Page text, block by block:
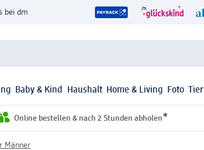
bei dm
Baby & Kind Haushalt Home & Living Foto Tier
Online bestellen & nach 2 Stunden abholen*
Männer